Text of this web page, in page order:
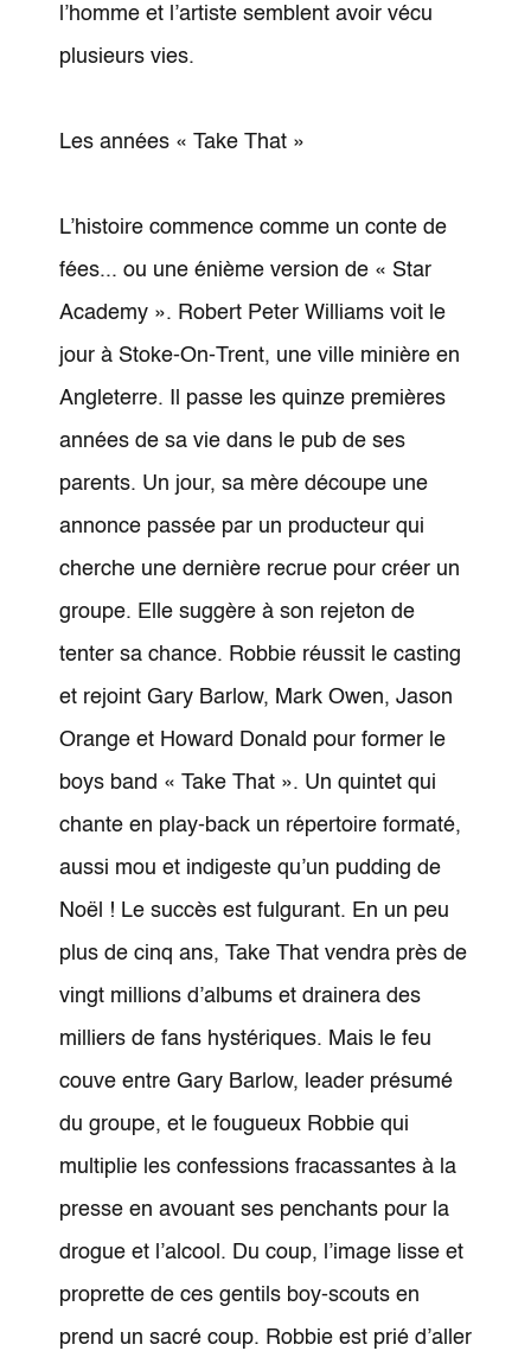
l’homme et l’artiste semblent avoir vécu
plusieurs vies.
Les années « Take That »
L’histoire commence comme un conte de
fées... ou une énième version de « Star
Academy ». Robert Peter Williams voit le
jour à Stoke-On-Trent, une ville minière en
Angleterre. Il passe les quinze premières
années de sa vie dans le pub de ses
parents. Un jour, sa mère découpe une
annonce passée par un producteur qui
cherche une dernière recrue pour créer un
groupe. Elle suggère à son rejeton de
tenter sa chance. Robbie réussit le casting
et rejoint Gary Barlow, Mark Owen, Jason
Orange et Howard Donald pour former le
boys band « Take That ». Un quintet qui
chante en play-back un répertoire formaté,
aussi mou et indigeste qu’un pudding de
Noël ! Le succès est fulgurant. En un peu
plus de cinq ans, Take That vendra près de
vingt millions d’albums et drainera des
milliers de fans hystériques. Mais le feu
couve entre Gary Barlow, leader présumé
du groupe, et le fougueux Robbie qui
multiplie les confessions fracassantes à la
presse en avouant ses penchants pour la
drogue et l’alcool. Du coup, l’image lisse et
proprette de ces gentils boy-scouts en
prend un sacré coup. Robbie est prié d’aller